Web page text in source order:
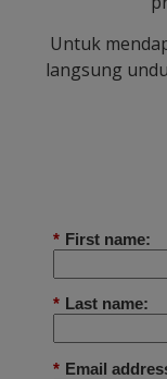
Untuk
langsung